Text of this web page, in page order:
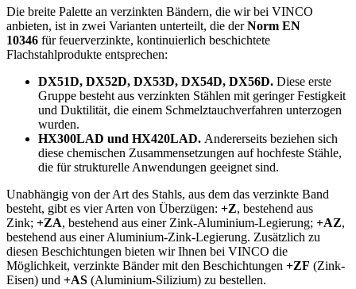
Die breite Palette an verzinkten Bändern, die wir bei VINCO
anbieten, ist in zwei Varianten unterteilt, die derNorm EN
10346 für feuerverzinkte, kontinuierlich beschichtete
Flachstahlprodukte entsprechen:
DX51D, DX52D, DX53D, DX54D, DX56D. Diese erste
Gruppe besteht aus verzinkten Stählen mit geringer Festigkeit
und Duktilität, die einem Schmelztauchverfahren unterzogen
wurden.
HX300LAD und HX420LAD. Andererseits beziehen sich
diese chemischen Zusammensetzungen auf hochfeste Stähle,
die für strukturelle Anwendungen geeignet sind.
Unabhängig von der Art des Stahls, aus dem das verzinkte Band
besteht, gibt es vier Arten von Überzügen: +Z, bestehend aus
Zink; +ZA, bestehend aus einer Zink-Aluminium-Legierung; +AZ,
bestehend aus einer Aluminium-Zink-Legierung. Zusätzlich zu
diesen Beschichtungen bieten wir Ihnen bei VINCO die
Möglichkeit, verzinkte Bänder mit den Beschichtungen +ZF (Zink-
Eisen) und +AS (Aluminium-Silizium) zu bestellen.